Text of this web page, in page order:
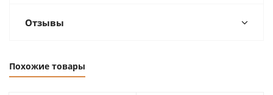
Отзывы
Похожие товары